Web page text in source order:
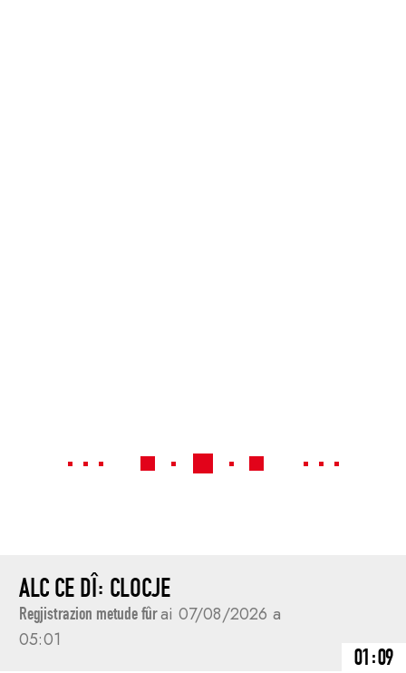
ALC CE DÎ: CLOCJE
Regjistrazion metude fûrai 07/08/2026 a
05:01
01:09